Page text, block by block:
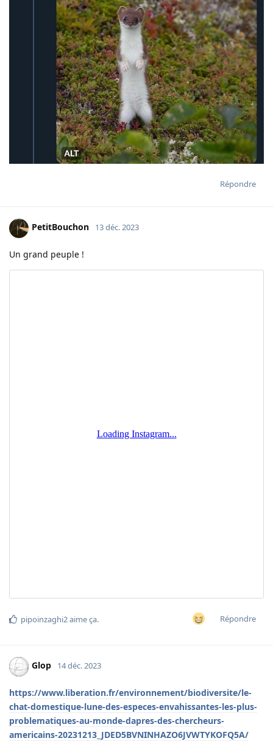
Répondre
PetitBouchon 13 déc. 2023
Un grand peuple !
Répondre
pipoinzaghi2aime ça.
Glop 14 déc. 2023
https://www.liberation.fr/environnement/biodiversite/le-
chat-domestique-lune-des-especes-envahissantes-les-plus-
problematiques-au-monde-dapres-des-chercheurs-
americains-20231213_JDED5BVNINHAZO6JVWTYKOFQ5A/